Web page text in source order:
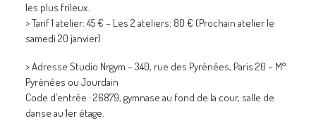
les plus frileux.
> Tarif 1 atelier: 45 € – Les 2 ateliers: 80 € (Prochain atelier le
samedi 20 janvier)
> Adresse Studio Nrgym – 340, rue des Pyrénées, Paris 20 – M°
Pyrénées ou Jourdain
Code d’entrée : 26879, gymnase au fond de la cour, salle de
danse au 1er étage.